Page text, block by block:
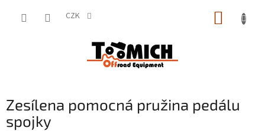
CZK
Zesílena pomocná pružina pedálu
spojky